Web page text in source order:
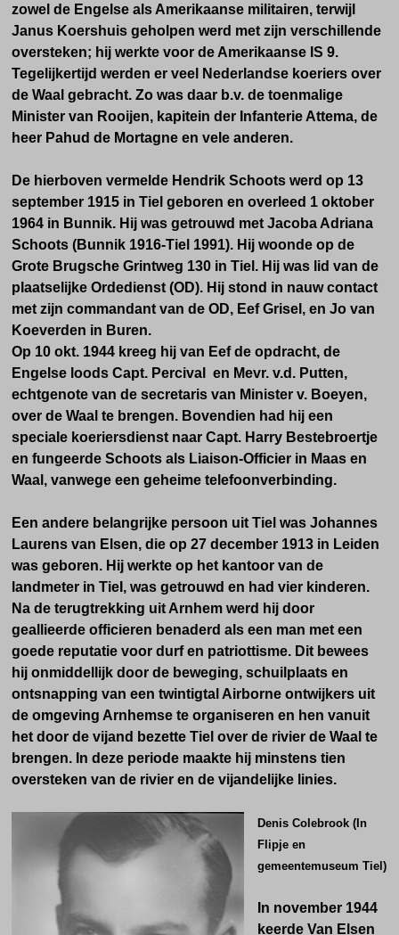
zowel de Engelse als Amerikaanse militairen, terwijl
Janus Koershuis geholpen werd met zijn verschillende
oversteken; hij werkte voor de Amerikaanse IS 9.
Tegelijkertijd werden er veel Nederlandse koeriers over
de Waal gebracht. Zo was daar b.v. de toenmalige
Minister van Rooijen, kapitein der Infanterie Attema, de
heer Pahud de Mortagne en vele anderen.
De hierboven vermelde Hendrik Schoots werd op 13
september 1915 in Tiel geboren en overleed 1 oktober
1964 in Bunnik. Hij was getrouwd met Jacoba Adriana
Schoots (Bunnik 1916-Tiel 1991). Hij woonde op de
Grote Brugsche Grintweg 130 in Tiel. Hij was lid van de
plaatselijke Ordedienst (OD). Hij stond in nauw contact
met zijn commandant van de OD, Eef Grisel, en Jo van
Koeverden in Buren.
Op 10 okt. 1944 kreeg hij van Eef de opdracht, de
Engelse loods Capt. Percival en Mevr. v.d. Putten,
echtgenote van de secretaris van Minister v. Boeyen,
over de Waal te brengen. Bovendien had hij een
speciale koeriersdienst naar Capt. Harry Bestebroertje
en fungeerde Schoots als Liaison-Officier in Maas en
Waal, vanwege een geheime telefoonverbinding.
Een andere belangrijke persoon uit Tiel was Johannes
Laurens van Elsen, die op 27 december 1913 in Leiden
was geboren. Hij werkte op het kantoor van de
landmeter in TieI, was getrouwd en had vier kinderen.
Na de terugtrekking uit Arnhem werd hij door
geallieerde officieren benaderd als een man met een
goede reputatie voor durf en patriottisme. Dit bewees
hij onmiddellijk door de beweging, schuilplaats en
ontsnapping van een twintigtal Airborne ontwijkers uit
de omgeving Arnhemse te organiseren en hen vanuit
het door de vijand bezette Tiel over de rivier de Waal te
brengen. In deze periode maakte hij minstens tien
oversteken van de rivier en de vijandelijke linies.
Denis Colebrook (In
Flipje en
gemeentemuseum Tiel)
In november 1944
keerde Van Elsen